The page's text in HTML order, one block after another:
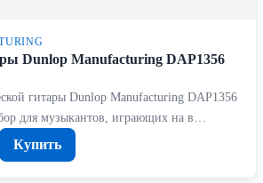
Dunlop Manufacturing DAP1356
гитары Dunlop Manufacturing DAP1356
для музыкантов, играющих на в…
Купить